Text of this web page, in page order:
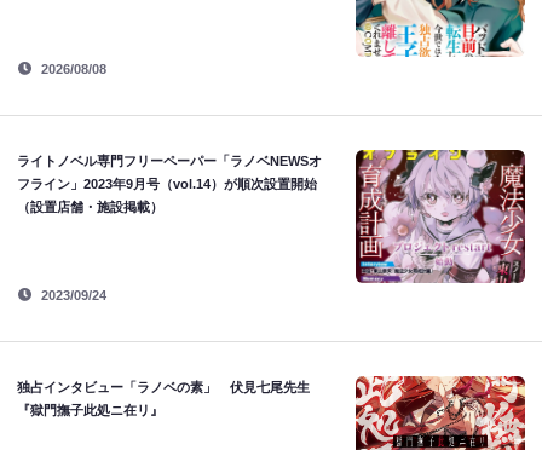
2026/08/08
ライトノベル専門フリーペーパー「ラノベNEWSオ
フライン」2023年9月号（vol.14）が順次設置開始
（設置店舗・施設掲載）
2023/09/24
独占インタビュー「ラノベの素」 伏見七尾先生
『獄門撫子此処ニ在リ』